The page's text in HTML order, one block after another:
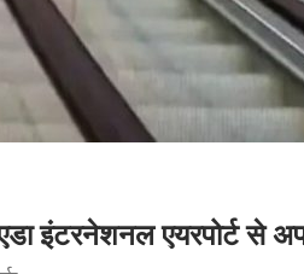
इंटरनेशनल एयरपोर्ट से